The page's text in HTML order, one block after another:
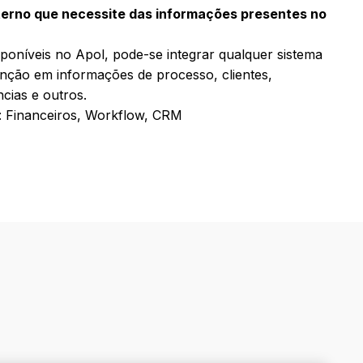
que necessite das informações presentes no
no Apol, pode-se integrar qualquer sistema
em informações de processo, clientes,
e outros.
Workflow, CRM